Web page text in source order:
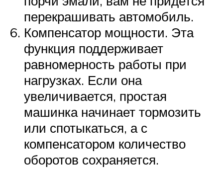
перекрашивать автомобиль.
Компенсатор мощности. Эта
функция поддерживает
равномерность работы при
нагрузках. Если она
увеличивается, простая
машинка начинает тормозить
или спотыкаться, а с
компенсатором количество
оборотов сохраняется.